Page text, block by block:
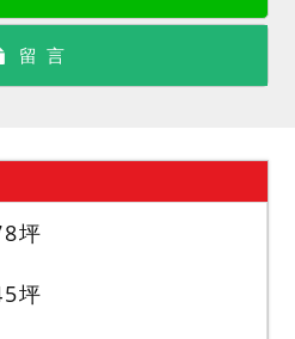
留 言
坪
坪